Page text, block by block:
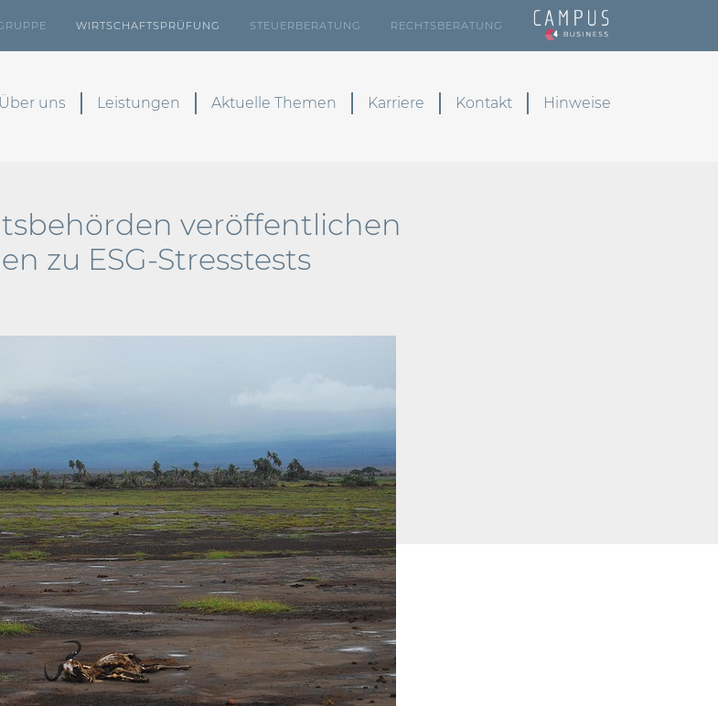
WIRTSCHAFTSPRÜFUNG STEUERBERATUNG RECHTSBERATUNG
Über uns Leistungen Aktuelle Themen Karriere Kontakt Hinweise
veröffentlichen
zu ESG-Stresstests